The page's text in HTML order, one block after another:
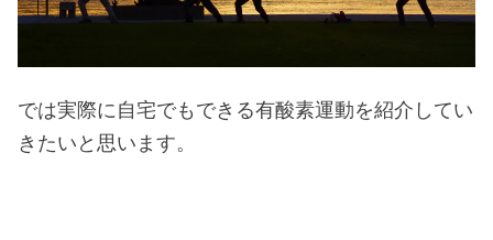
では実際に自宅でもできる有酸素運動を紹介してい
きたいと思います。